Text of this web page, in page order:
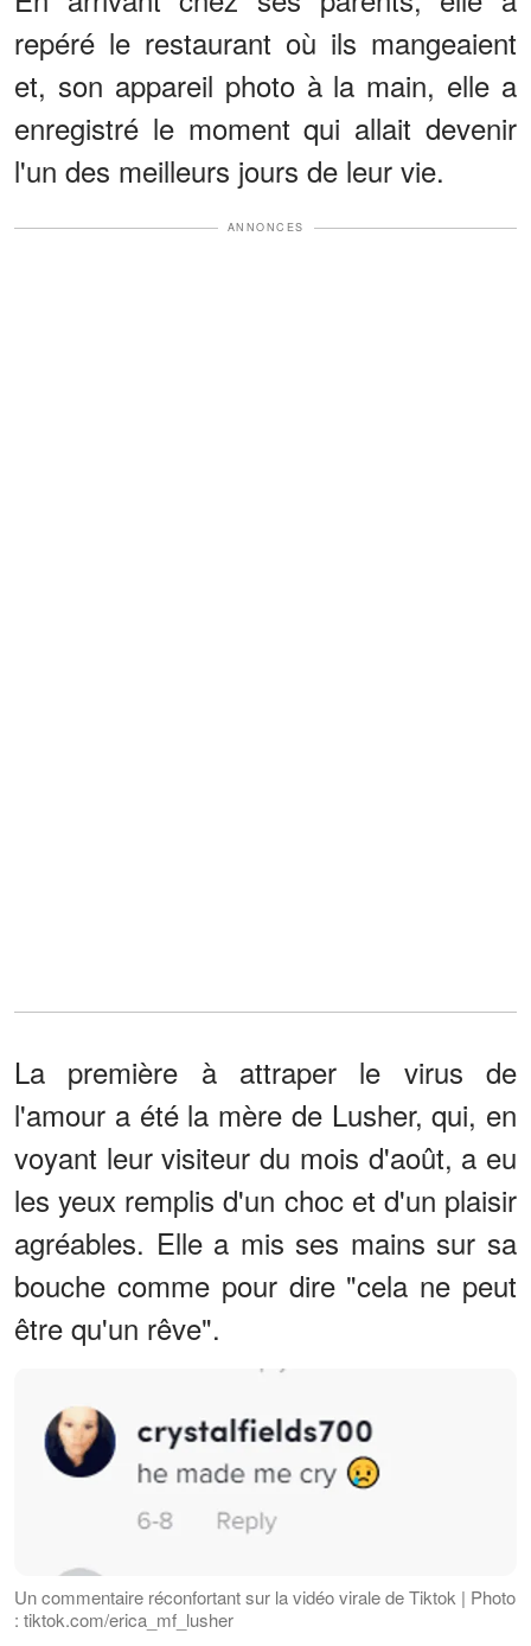
repéré le restaurant où ils mangeaient
et, son appareil photo à la main, elle a
enregistré le moment qui allait devenir
l'un des meilleurs jours de leur vie.
ANNONCES
La première à attraper le virus de
l'amour a été la mère de Lusher, qui, en
voyant leur visiteur du mois d'août, a eu
les yeux remplis d'un choc et d'un plaisir
agréables. Elle a mis ses mains sur sa
bouche comme pour dire "cela ne peut
être qu'un rêve".
Un commentaire réconfortant sur la vidéo virale de Tiktok | Photo
: tiktok.com/erica_mf_lusher